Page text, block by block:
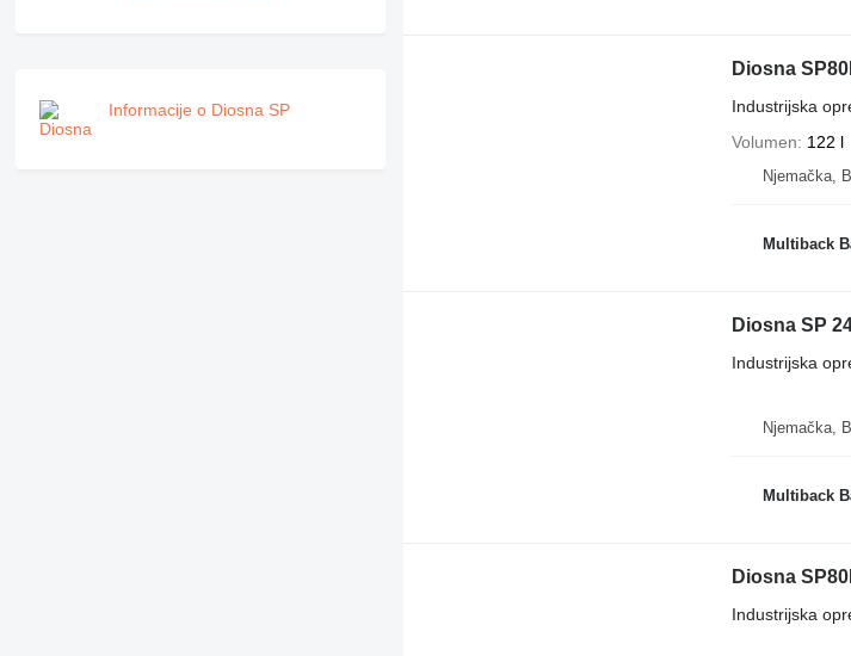
Informacije o Diosna SP
Diosna
Industrijska
Volumen
122 l
Njemačka,
Multiback
Diosna SP
Industrijska
Njemačka,
Multiback
Diosna
Industrijska